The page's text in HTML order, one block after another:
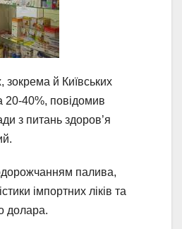
зокрема й Київських
20-40%, повідомив
з питань здоров’я
палива,
імпортних ліків та
долара.